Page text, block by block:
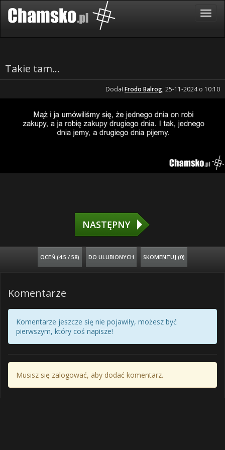
Takie tam...
DodałFrodo Balrog, 25-11-2024 o 10:10
NASTĘPNY
OCEŃ (4.5 / 58) DO ULUBIONYCH SKOMENTUJ (0)
Komentarze
Komentarze jeszcze się nie pojawiły, możesz być
pierwszym, który coś napisze!
Musisz się zalogować, aby dodać komentarz.